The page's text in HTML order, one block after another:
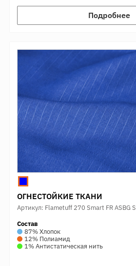
Подробнее
ОГНЕСТОЙКИЕ ТКАНИ
Артикул: Flametuff 270 Smart FR ASBG
Состав
87% Хлопок
12% Полиамид
1% Антистатическая нить